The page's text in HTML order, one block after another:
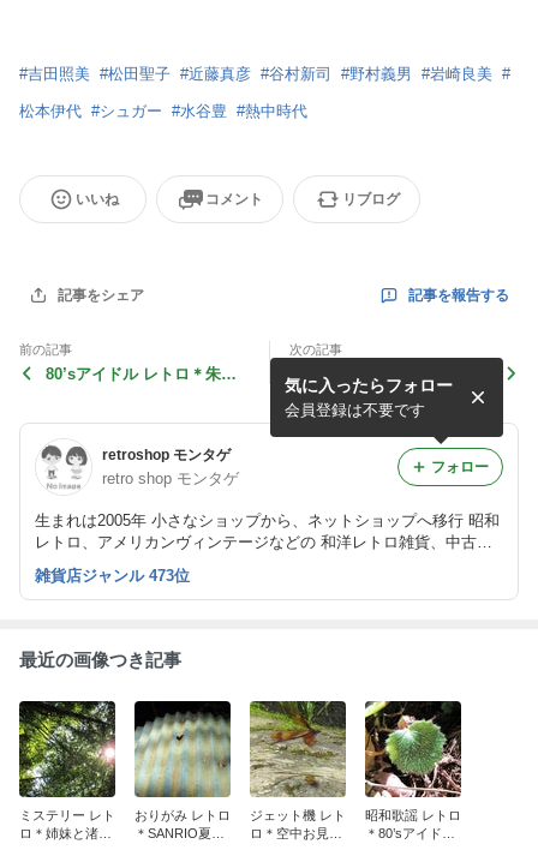
#吉田照美 #松田聖子 #近藤真彦 #谷村新司 #野村義男 #岩崎良美 #
松本伊代 #シュガー #水谷豊 #熱中時代
いいね コメント リブログ
記事をシェア 記事を報告する
前の記事
80’sアイドル レトロ＊朱里
次の記事
事務用品 レトロ＊カールの
整理アイテム。
retroshop モンタゲ
retro shop モンタゲ
生まれは2005年 小さなショップから、ネットショップへ移行 昭和
レトロ、アメリカンヴィンテージなどの 和洋レトロ雑貨、中古レ
コードなどを中心に 販売しているネットショップです。
気に入ったらフォロー
会員登録は不要です
フォロー
雑貨店ジャンル 473位
最近の画像つき記事
ミステリー レト
ロ＊姉妹と渚の
おりがみ レトロ
＊SANRIO夏の
ジェット機 レト
ロ＊空中お見舞
昭和歌謡 レトロ
＊80’sアイドル